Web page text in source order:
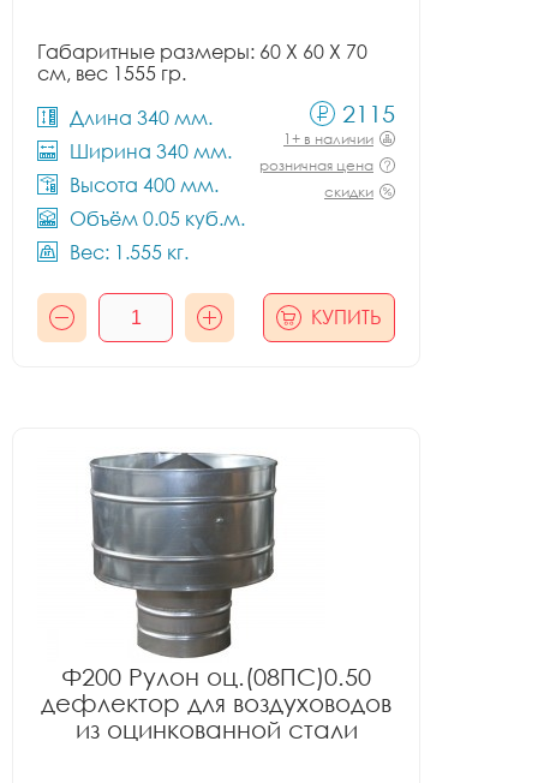
Габаритные размеры: 60 X 60 X 70
см, вес 1555 гр.
Длина 340 мм.
Ширина 340 мм.
Высота 400 мм.
Объём 0.05 куб.м.
Вес: 1.555 кг.
2115
1+ в наличии
розничная цена
скидки
КУПИТЬ
Ф200 Рулон оц.(08ПС)0.50
дефлектор для воздуховодов
из оцинкованной стали